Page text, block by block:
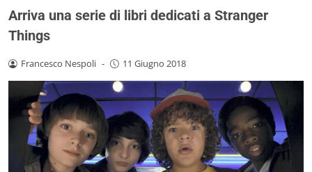
Arriva una serie di libri dedicati a Stranger
Things
Francesco Nespoli - 11 Giugno 2018